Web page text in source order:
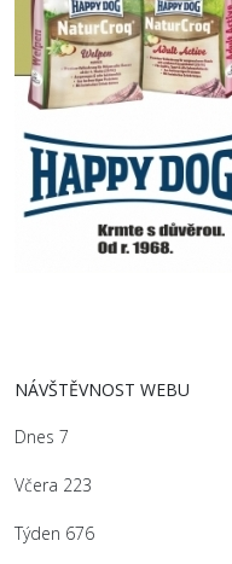
NÁVŠTĚVNOST WEBU
Dnes 7
Včera 223
Týden 676